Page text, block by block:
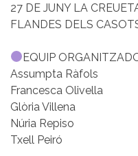
27 DE JUNY LA
FLANDES DELS
EQUIP
Assumpta Ràfols
Francesca Olivella
Glòria Villena
Núria Repiso
Txell Peiró